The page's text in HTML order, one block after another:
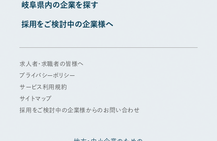
岐阜県内の企業を探す
採用をご検討中の企業様へ
求人者・求職者の皆様へ
プライバシーポリシー
サービス利用規約
サイトマップ
採用をご検討中の企業様からのお問い合わせ